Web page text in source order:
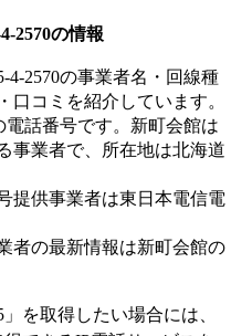
2570の情報
4-2570の事業者名・回線種
口コミを紹介しています。
電話番号です。 新町会館は
事業者で、所在地は北海道
提供事業者は東日本電信電
者の最新情報は新町会館の
」を取得したい場合には、